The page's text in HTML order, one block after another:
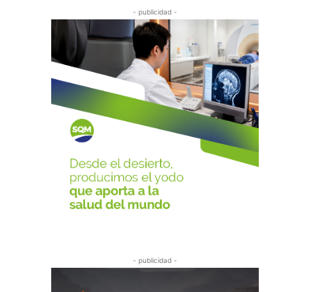
- publicidad -
- publicidad -